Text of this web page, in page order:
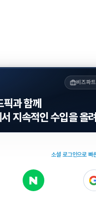
비즈파
픽과 함께
지속적인 수입을 올
소셜 로그인으로 빠